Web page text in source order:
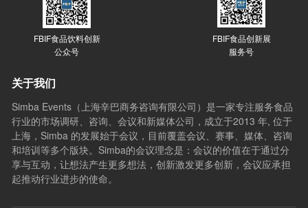
FBIF食品饮料创新
公众号
FBIF食品创新展
服务号
关于我们
Simba Events（上海辛巴商务咨询有限公司）是一家专注服务食品
行业的市场调研、咨询、会议和新媒体公司，成立于2013 年, 位于
上海，Simba 的发展始于会议，目前覆盖会议、赛事、媒体、咨询
和培训等多个版块。Simba的会议理念是：会议的价值在于通过分
享与互动，让想法产生更多想法，创新激发更多创新，会议应承担
起推动行业进步的使命。